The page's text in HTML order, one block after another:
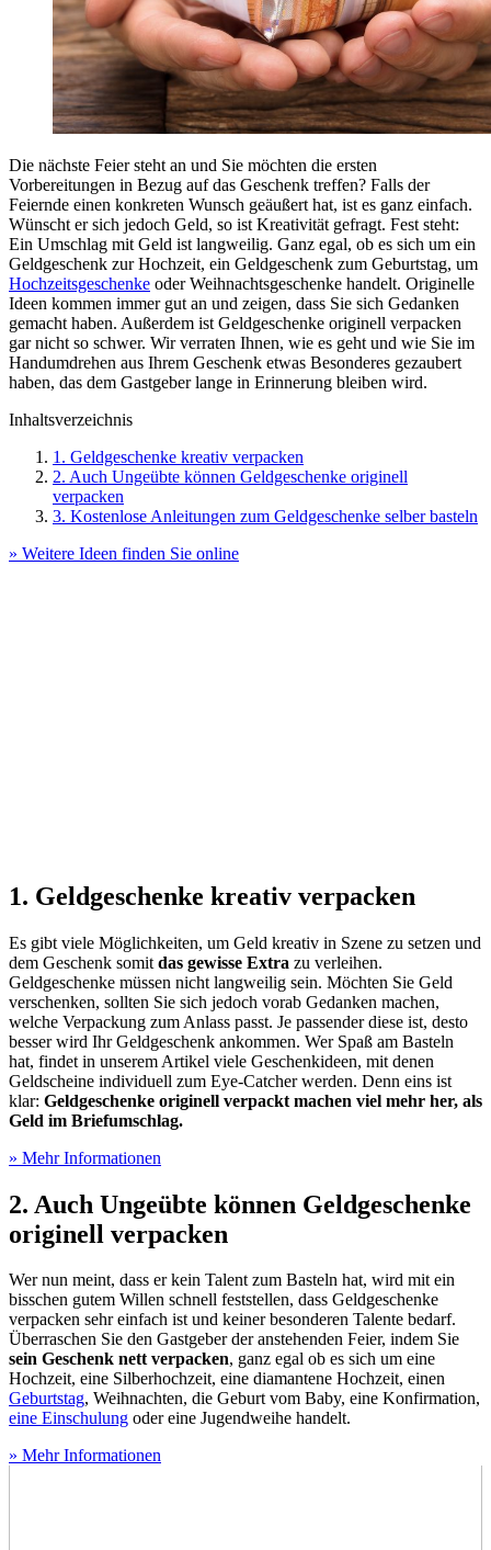
Die nächste Feier steht an und Sie möchten die ersten
Vorbereitungen in Bezug auf das Geschenk treffen? Falls der
Feiernde einen konkreten Wunsch geäußert hat, ist es ganz einfach.
Wünscht er sich jedoch Geld, so ist Kreativität gefragt. Fest steht:
Ein Umschlag mit Geld ist langweilig. Ganz egal, ob es sich um ein
Geldgeschenk zur Hochzeit, ein Geldgeschenk zum Geburtstag, um
Hochzeitsgeschenke oder Weihnachtsgeschenke handelt. Originelle
Ideen kommen immer gut an und zeigen, dass Sie sich Gedanken
gemacht haben. Außerdem ist Geldgeschenke originell verpacken
gar nicht so schwer. Wir verraten Ihnen, wie es geht und wie Sie im
Handumdrehen aus Ihrem Geschenk etwas Besonderes gezaubert
haben, das dem Gastgeber lange in Erinnerung bleiben wird.
Inhaltsverzeichnis
1. Geldgeschenke kreativ verpacken
2. Auch Ungeübte können Geldgeschenke originell
verpacken
3. Kostenlose Anleitungen zum Geldgeschenke selber basteln
» Weitere Ideen finden Sie online
1. Geldgeschenke kreativ verpacken
Es gibt viele Möglichkeiten, um Geld kreativ in Szene zu setzen und
dem Geschenk somit das gewisse Extra zu verleihen.
Geldgeschenke müssen nicht langweilig sein. Möchten Sie Geld
verschenken, sollten Sie sich jedoch vorab Gedanken machen,
welche Verpackung zum Anlass passt. Je passender diese ist, desto
besser wird Ihr Geldgeschenk ankommen. Wer Spaß am Basteln
hat, findet in unserem Artikel viele Geschenkideen, mit denen
Geldscheine individuell zum Eye-Catcher werden. Denn eins ist
klar: Geldgeschenke originell verpackt machen viel mehr her, als
Geld im Briefumschlag.
» Mehr Informationen
2. Auch Ungeübte können Geldgeschenke
originell verpacken
Wer nun meint, dass er kein Talent zum Basteln hat, wird mit ein
bisschen gutem Willen schnell feststellen, dass Geldgeschenke
verpacken sehr einfach ist und keiner besonderen Talente bedarf.
Überraschen Sie den Gastgeber der anstehenden Feier, indem Sie
sein Geschenk nett verpacken, ganz egal ob es sich um eine
Hochzeit, eine Silberhochzeit, eine diamantene Hochzeit, einen
Geburtstag, Weihnachten, die Geburt vom Baby, eine Konfirmation,
eine Einschulung oder eine Jugendweihe handelt.
» Mehr Informationen